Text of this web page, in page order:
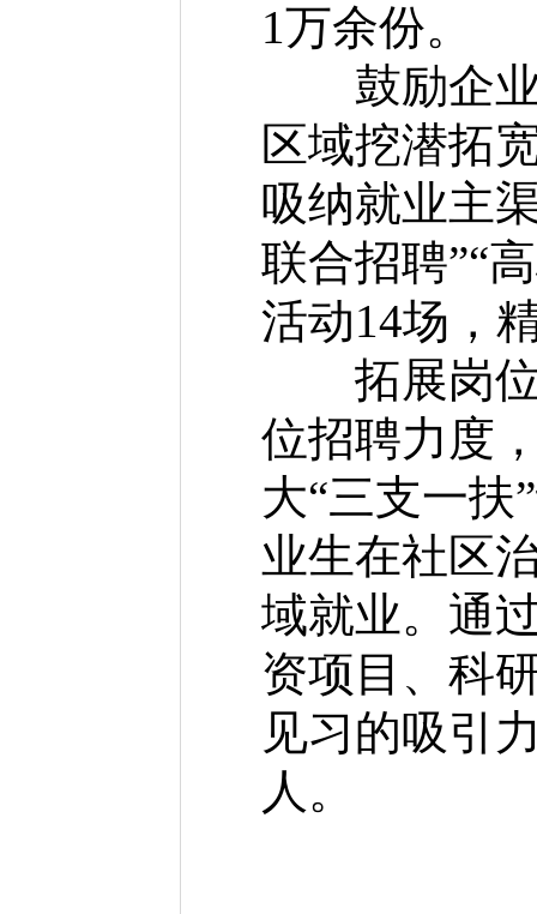
1万余份。
鼓励企业
区域挖潜拓
吸纳就业主
联合招聘”“
活动14场，
拓展岗位
位招聘力度
大“三支一扶
业生在社区
域就业。通
资项目、科
见习的吸引
人。